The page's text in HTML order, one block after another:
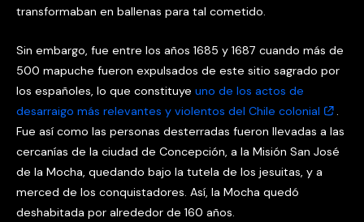
transformaban en ballenas para tal cometido.
Sin embargo, fue entre los años 1685 y 1687 cuando más de
500 mapuche fueron expulsados de este sitio sagrado por
los españoles, lo que constituye uno de los actos de
desarraigo más relevantes y violentos del Chile colonial
.
Fue así como las personas desterradas fueron llevadas a las
cercanías de la ciudad de Concepción, a la Misión San José
de la Mocha, quedando bajo la tutela de los jesuitas, y a
merced de los conquistadores. Así, la Mocha quedó
deshabitada por alrededor de 160 años.